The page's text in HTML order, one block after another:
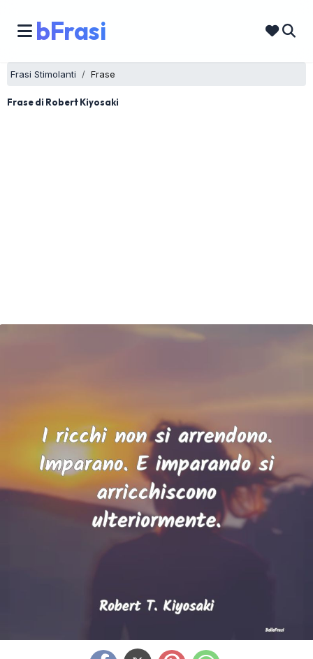
bFrasi
Frasi Stimolanti Frase
Frase di Robert Kiyosaki